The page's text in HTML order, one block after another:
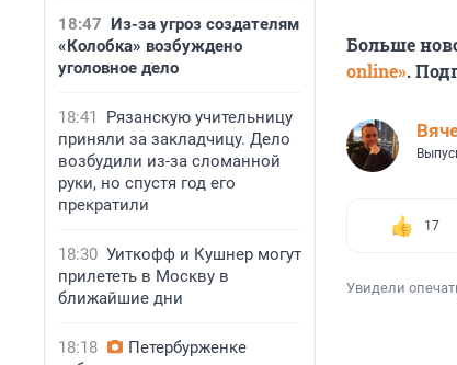
18:47 Из-за угроз создателям
«Колобка» возбуждено
уголовное дело
18:41
Рязанскую учительницу
приняли за закладчицу. Дело
возбудили из-за сломанной
руки, но спустя год его
прекратили
18:30 Уиткофф и Кушнер могут
прилететь в Москву в
ближайшие дни
18:18
Петербурженке
Больше
online».
17
Увидели